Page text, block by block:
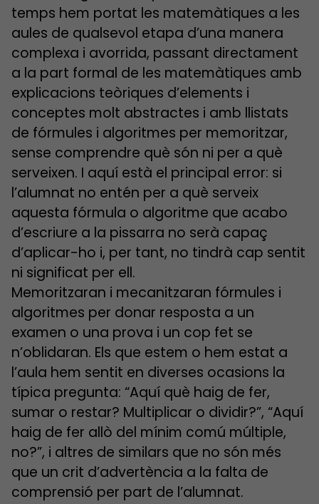
temps hem portat les matemàtiques a les
aules de qualsevol etapa d’una manera
complexa i avorrida, passant directament
a la part formal de les matemàtiques amb
explicacions teòriques d’elements i
conceptes molt abstractes i amb llistats
de fórmules i algoritmes per memoritzar,
sense comprendre què són ni per a què
serveixen. I aquí està el principal error: si
l’alumnat no entén per a què serveix
aquesta fórmula o algoritme que acabo
d’escriure a la pissarra no serà capaç
d’aplicar-ho i, per tant, no tindrà cap sentit
ni significat per ell.
Memoritzaran i mecanitzaran fórmules i
algoritmes per donar resposta a un
examen o una prova i un cop fet se
n’oblidaran. Els que estem o hem estat a
l’aula hem sentit en diverses ocasions la
típica pregunta: “Aquí què haig de fer,
sumar o restar? Multiplicar o dividir?”, “Aquí
haig de fer allò del mínim comú múltiple,
no?”, i altres de similars que no són més
que un crit d’advertència a la falta de
comprensió per part de l’alumnat.